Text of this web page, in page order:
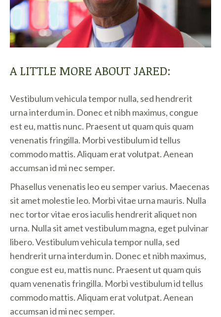
A LITTLE MORE ABOUT JARED:
Vestibulum vehicula tempor nulla, sed hendrerit
urna interdum in. Donec et nibh maximus, congue
est eu, mattis nunc. Praesent ut quam quis quam
venenatis fringilla. Morbi vestibulum id tellus
commodo mattis. Aliquam erat volutpat. Aenean
accumsan id mi nec semper.
Phasellus venenatis leo eu semper varius. Maecenas
sit amet molestie leo. Morbi vitae urna mauris. Nulla
nec tortor vitae eros iaculis hendrerit aliquet non
urna. Nulla sit amet vestibulum magna, eget pulvinar
libero. Vestibulum vehicula tempor nulla, sed
hendrerit urna interdum in. Donec et nibh maximus,
congue est eu, mattis nunc. Praesent ut quam quis
quam venenatis fringilla. Morbi vestibulum id tellus
commodo mattis. Aliquam erat volutpat. Aenean
accumsan id mi nec semper.